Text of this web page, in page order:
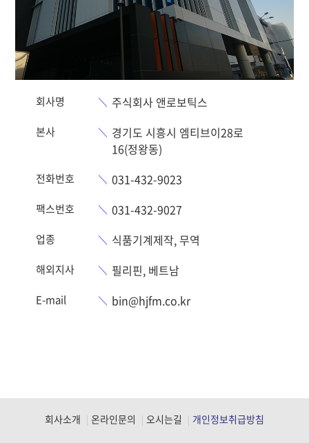
회사명 주식회사 앤로보틱스
본사
경기도 시흥시 엠티브이28로
16(정왕동)
전화번호 031-432-9023
팩스번호 031-432-9027
업종 식품기계제작, 무역
해외지사 필리핀, 베트남
E-mail bin@hjfm.co.kr
회사소개 온라인문의 오시는길 개인정보취급방침